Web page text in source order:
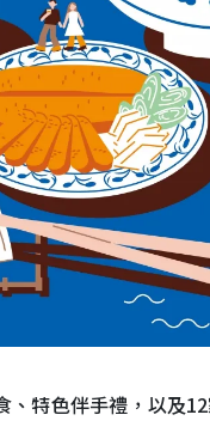
特色伴手禮，以及